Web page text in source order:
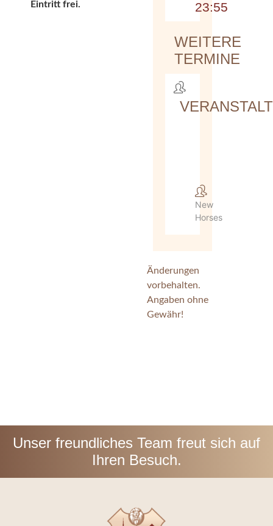
Eintritt frei.
23:55
WEITERE
TERMINE
New
Horses
Änderungen
vorbehalten.
Angaben ohne
Gewähr!
Unser freundliches Team freut sich auf
Ihren Besuch.